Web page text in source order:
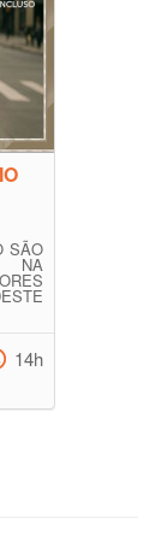
SÃO
NA
14h